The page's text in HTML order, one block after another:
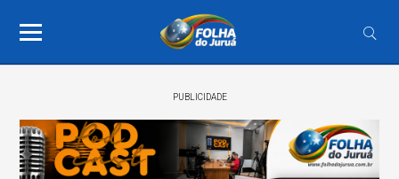
PUBLICIDADE